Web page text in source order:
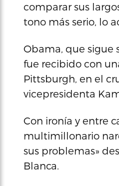
comparar sus
tono más serio, lo
Obama, que sigue
fue recibido con
Pittsburgh, en el
vicepresidenta
Con ironía y entre
multimillonario
sus problemas»
Blanca.